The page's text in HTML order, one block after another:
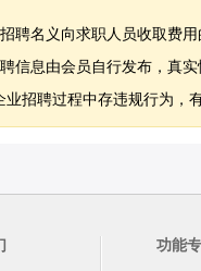
聘名义向求职人员收取费用
信息由会员自行发布，真
招聘过程中存违规行为，
功能